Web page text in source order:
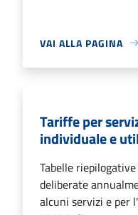
VAI ALLA PAGINA
Tariffe per
individuale e
Tabelle
deliberate
alcuni servizi e per